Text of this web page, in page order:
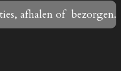
afhalen of bezorgen.